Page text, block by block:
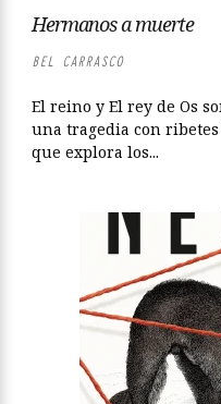
Hermanos a muerte
BEL CARRASCO
El reino y El rey de Os
una tragedia con
que explora los...